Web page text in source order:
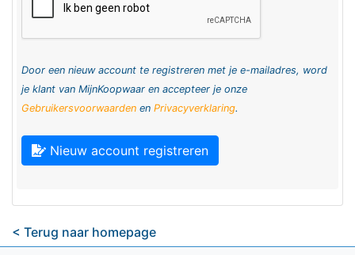
Door een nieuw account te registreren met je e-mailadres, word
je klant van MijnKoopwaar en accepteer je onze
Gebruikersvoorwaarden en Privacyverklaring.
Nieuw account registreren
< Terug naar homepage